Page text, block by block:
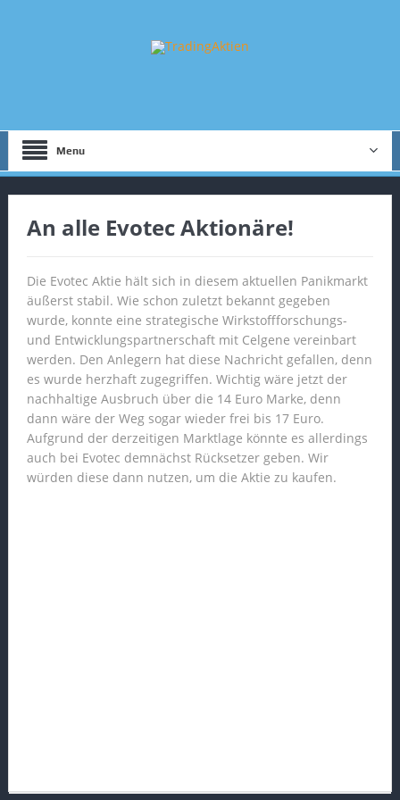
Menu
An alle Evotec Aktionäre!
Die Evotec Aktie hält sich in diesem aktuellen Panikmarkt
äußerst stabil. Wie schon zuletzt bekannt gegeben
wurde, konnte eine strategische Wirkstoffforschungs-
und Entwicklungspartnerschaft mit Celgene vereinbart
werden. Den Anlegern hat diese Nachricht gefallen, denn
es wurde herzhaft zugegriffen. Wichtig wäre jetzt der
nachhaltige Ausbruch über die 14 Euro Marke, denn
dann wäre der Weg sogar wieder frei bis 17 Euro.
Aufgrund der derzeitigen Marktlage könnte es allerdings
auch bei Evotec demnächst Rücksetzer geben. Wir
würden diese dann nutzen, um die Aktie zu kaufen.